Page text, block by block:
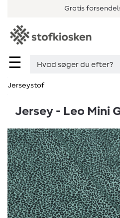
Gratis
☰
Jerseystof
Jersey - Leo Mini